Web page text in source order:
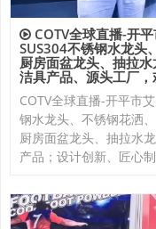
COTV全球直播-开
SUS304不锈钢水龙头
厨房面盆龙头、抽拉
洁具产品、源头工厂，
COTV全球直播-开平市
钢水龙头、不锈钢花洒
厨房面盆龙头、抽拉水
产品；设计创新、匠心